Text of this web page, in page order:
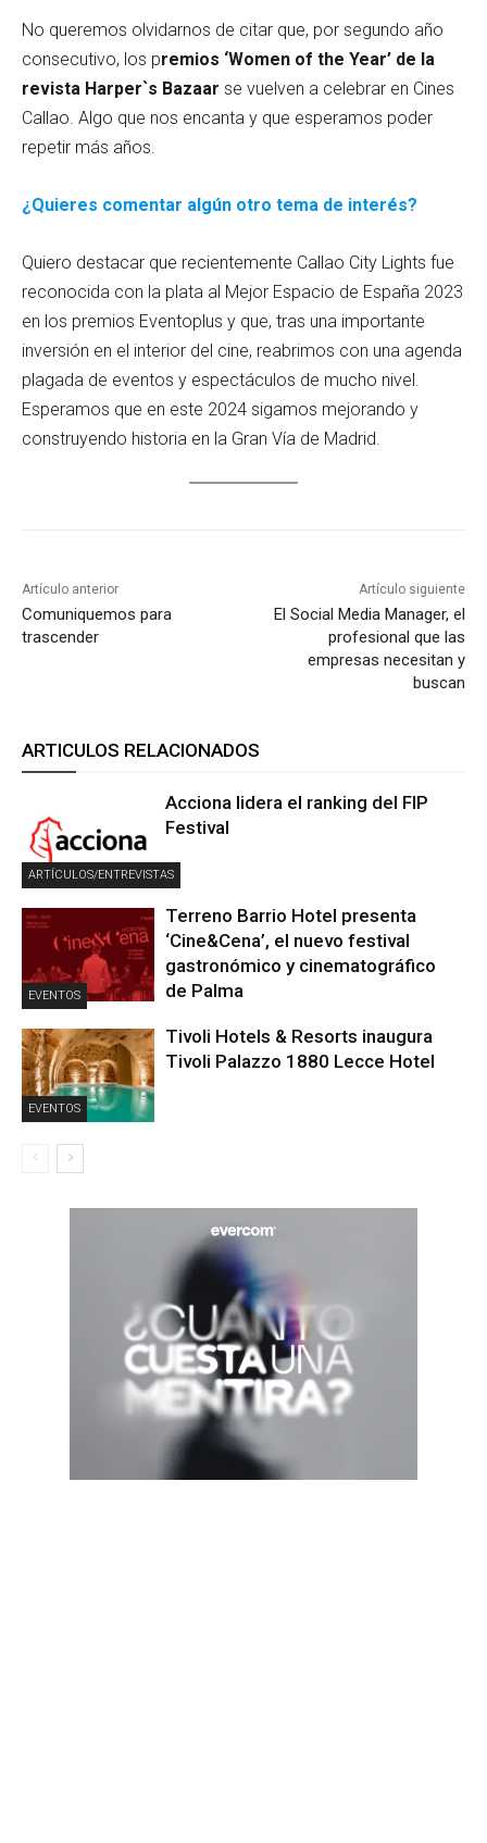
No queremos olvidarnos de citar que, por segundo año
consecutivo, los premios ‘Women of the Year’ de la
revista Harper`s Bazaar se vuelven a celebrar en Cines
Callao. Algo que nos encanta y que esperamos poder
repetir más años.
¿Quieres comentar algún otro tema de interés?
Quiero destacar que recientemente Callao City Lights fue
reconocida con la plata al Mejor Espacio de España 2023
en los premios Eventoplus y que, tras una importante
inversión en el interior del cine, reabrimos con una agenda
plagada de eventos y espectáculos de mucho nivel.
Esperamos que en este 2024 sigamos mejorando y
construyendo historia en la Gran Vía de Madrid.
Artículo anterior
Comuniquemos para
trascender
Artículo siguiente
El Social Media Manager, el
profesional que las
empresas necesitan y
buscan
ARTICULOS RELACIONADOS
ARTÍCULOS/ENTREVISTAS
Acciona lidera el ranking del FIP
Festival
EVENTOS
Terreno Barrio Hotel presenta
‘Cine&Cena’, el nuevo festival
gastronómico y cinematográfico
de Palma
EVENTOS
Tivoli Hotels & Resorts inaugura
Tivoli Palazzo 1880 Lecce Hotel